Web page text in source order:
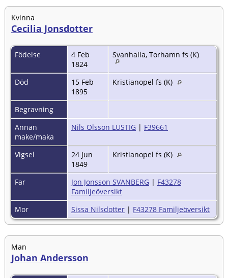
Kvinna
Cecilia Jonsdotter
Födelse
4 Feb
1824
Svanhalla, Torhamn fs (K)
Död
15 Feb
1895
Kristianopel fs (K)
Begravning
Annan
make/maka
Nils Olsson LUSTIG | F39661
Vigsel
24 Jun
1849
Kristianopel fs (K)
Far Jon Jonsson SVANBERG | F43278
Familjeöversikt
Mor
Sissa Nilsdotter | F43278 Familjeöversikt
Man
Johan Andersson